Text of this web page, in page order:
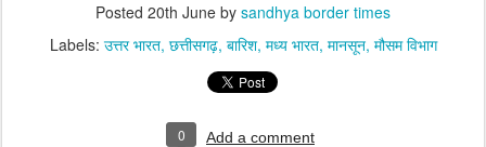
Posted 20th June by sandhya border times
Labels: उत्तर भारत छत्तीसगढ़ बारिश मध्य भारत मानसून मौसम विभाग
0 Add a comment